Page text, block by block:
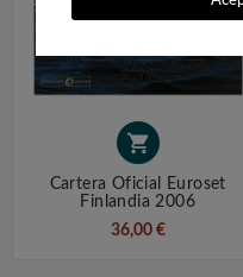

Cartera Oficial Euroset
Finlandia 2006
36,00 €